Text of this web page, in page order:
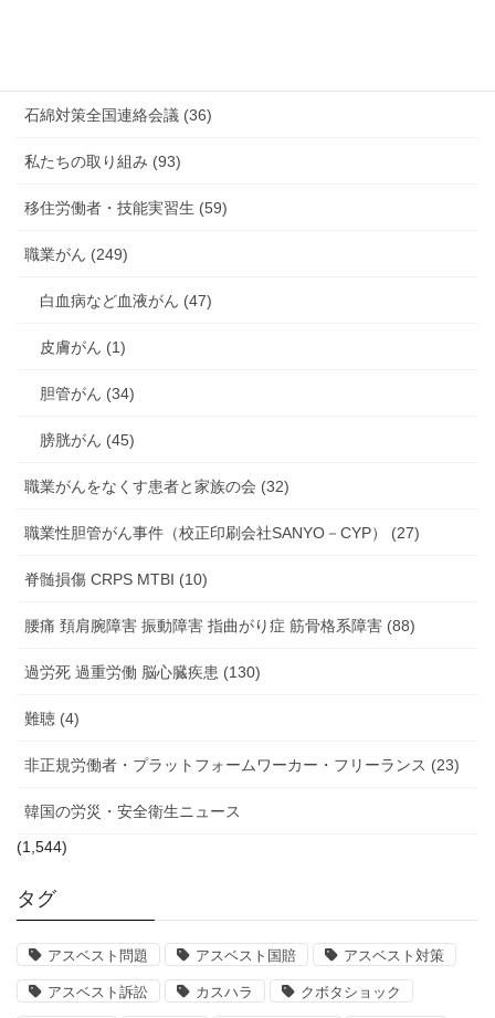
石綿対策全国連絡会議 (36)
私たちの取り組み (93)
移住労働者・技能実習生 (59)
職業がん (249)
白血病など血液がん (47)
皮膚がん (1)
胆管がん (34)
膀胱がん (45)
職業がんをなくす患者と家族の会 (32)
職業性胆管がん事件（校正印刷会社SANYO－CYP） (27)
脊髄損傷 CRPS MTBI (10)
腰痛 頚肩腕障害 振動障害 指曲がり症 筋骨格系障害 (88)
過労死 過重労働 脳心臓疾患 (130)
難聴 (4)
非正規労働者・プラットフォームワーカー・フリーランス (23)
韓国の労災・安全衛生ニュース
(1,544)
タグ
アスベスト問題 アスベスト国賠 アスベスト対策
アスベスト訴訟 カスハラ クボタショック